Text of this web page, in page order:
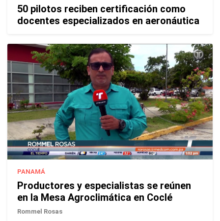
50 pilotos reciben certificación como
docentes especializados en aeronáutica
PANAMÁ
Productores y especialistas se reúnen
en la Mesa Agroclimática en Coclé
Rommel Rosas